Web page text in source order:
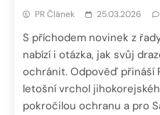
PR Článek 25.03.2026
S příchodem novinek z
nabízí i otázka, jak svůj
ochránit. Odpověď přináší
letošní vrchol
pokročilou ochranu a pro